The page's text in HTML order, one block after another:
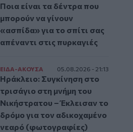
Ποια είναι τα δέντρα που
μπορούν να γίνουν
«ασπίδα» για το σπίτι σας
απέναντι στις πυρκαγιές
ΕΙΔΑ-ΑΚΟΥΣΑ 05.08.2026 - 21:13
Ηράκλειο: Συγκίνηση στο
τρισάγιο στη μνήμη του
Νικήστρατου – Έκλεισαν το
δρόμο για τον αδικοχαμένο
νεαρό (φωτογραφίες)